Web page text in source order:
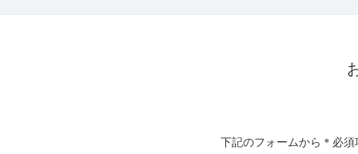
下記のフォームから＊必